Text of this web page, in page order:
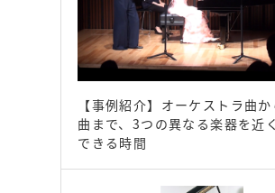
【事例紹介】オーケストラ曲か
曲まで、3つの異なる楽器を近
できる時間